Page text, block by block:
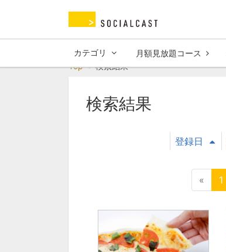
カテゴリ 月額見放題コース
Top
検索結果
検索結果
登録日
« 1